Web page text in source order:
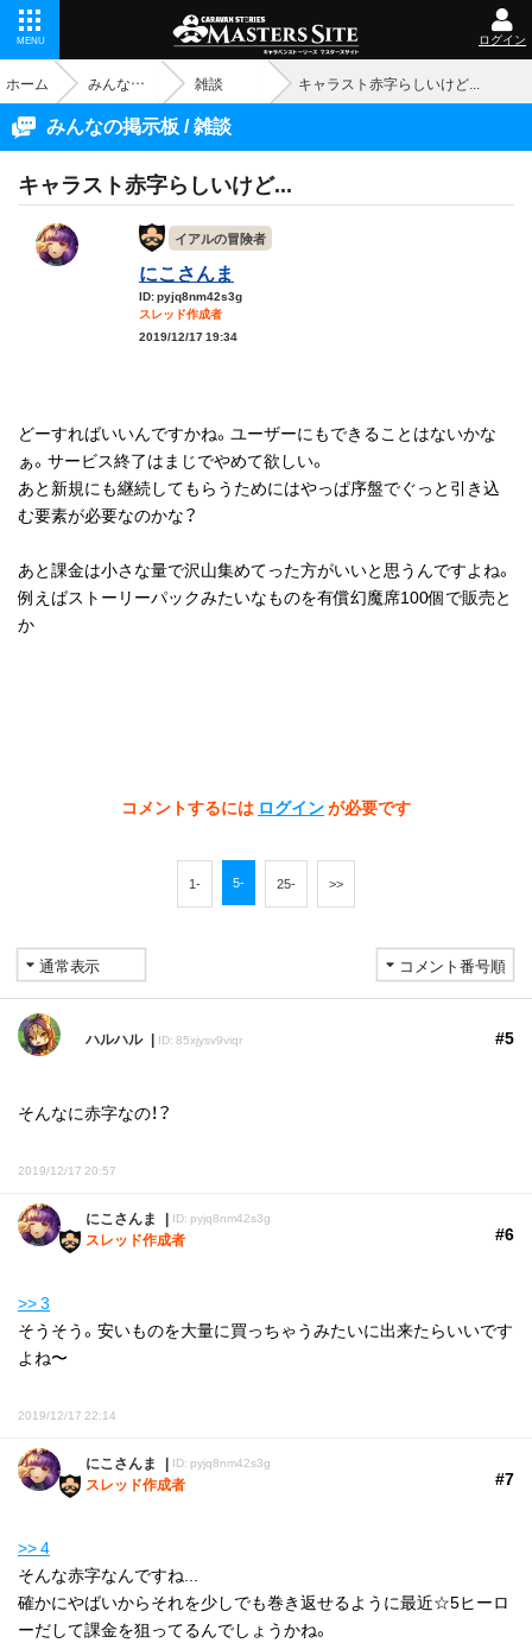
MENU ログイン
ホーム みんなの掲示板 雑談 キャラスト赤字らしいけど...
みんなの掲示板 / 雑談
キャラスト赤字らしいけど...
イアルの冒険者
にこさんま
ID: pyjq8nm42s3g
スレッド作成者
2019/12/17 19:34
どーすればいいんですかね。ユーザーにもできることはないかな
ぁ。サービス終了はまじでやめて欲しい。
あと新規にも継続してもらうためにはやっぱ序盤でぐっと引き込
む要素が必要なのかな？
あと課金は小さな量で沢山集めてった方がいいと思うんですよね。
例えばストーリーパックみたいなものを有償幻魔席100個で販売と
か
コメントするには ログインが必要です
1- 5- 25- >>
ハルハル ID: 85xjysv9viqr #5
そんなに赤字なの！？
2019/12/17 20:57
にこさんま ID: pyjq8nm42s3g
スレッド作成者 #6
>> 3
そうそう。安いものを大量に買っちゃうみたいに出来たらいいです
よね〜
2019/12/17 22:14
にこさんま ID: pyjq8nm42s3g
スレッド作成者 #7
>> 4
そんな赤字なんですね...
確かにやばいからそれを少しでも巻き返せるように最近☆5ヒーロ
ーだして課金を狙ってるんでしょうかね。